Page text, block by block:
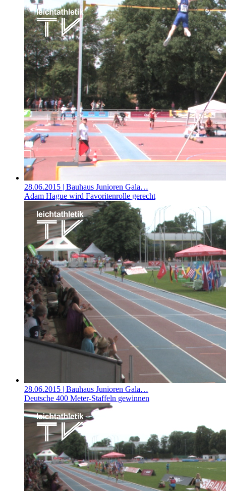
28.06.2015 | Bauhaus Junioren Gala…
Adam Hague wird Favoritenrolle gerecht
28.06.2015 | Bauhaus Junioren Gala…
Deutsche 400 Meter-Staffeln gewinnen